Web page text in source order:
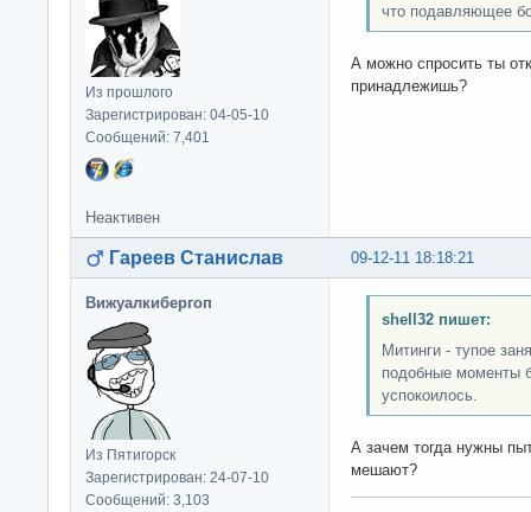
Из прошлого
Зарегистрирован: 04-05-10
Сообщений: 7,401
что подавляющее
А можно спросить ты
принадлежишь?
Неактивен
09-12-11 18:18:21
Гареев Станислав
Вижуалкибергоп
Из Пятигорск
Зарегистрирован: 24-07-10
Сообщений: 3,103
shell32 пишет:
Митинги - тупое
подобные моменты
успокоилось.
А зачем тогда нужны
мешают?